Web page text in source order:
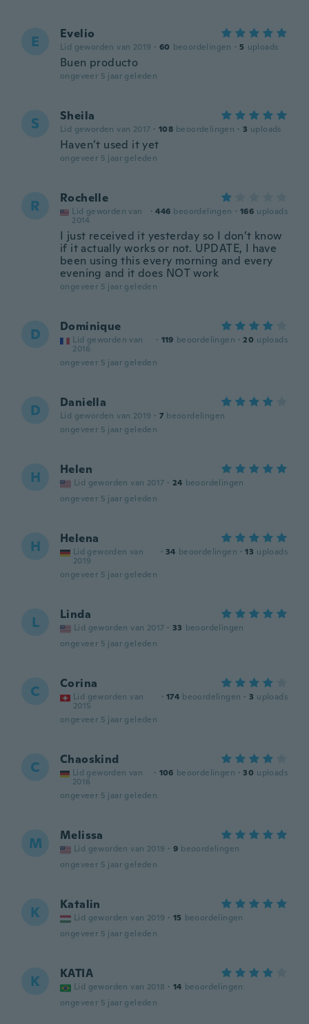
E Evelio
Lid geworden van 2019 · 60 beoordelingen · 5 uploads
Buen producto
ongeveer 5 jaar geleden
S Sheila
Lid geworden van 2017 · 108 beoordelingen · 3 uploads
Haven’t used it yet
ongeveer 5 jaar geleden
R Rochelle
Lid geworden van
2014
· 446 beoordelingen · 166 uploads
I just received it yesterday so I don’t know
if it actually works or not. UPDATE, I have
been using this every morning and every
evening and it does NOT work
ongeveer 5 jaar geleden
D Dominique
Lid geworden van
2016
· 119 beoordelingen · 20 uploads
ongeveer 5 jaar geleden
D Daniella
Lid geworden van 2019 · 7 beoordelingen
ongeveer 5 jaar geleden
H Helen
Lid geworden van 2017 · 24 beoordelingen
ongeveer 5 jaar geleden
H Helena
Lid geworden van
2019
· 34 beoordelingen · 13 uploads
ongeveer 5 jaar geleden
L Linda
Lid geworden van 2017 · 33 beoordelingen
ongeveer 5 jaar geleden
C Corina
Lid geworden van
2015
· 174 beoordelingen · 3 uploads
ongeveer 5 jaar geleden
C Chaoskind
Lid geworden van
2016
· 106 beoordelingen · 30 uploads
ongeveer 5 jaar geleden
M Melissa
Lid geworden van 2019 · 9 beoordelingen
ongeveer 5 jaar geleden
K Katalin
Lid geworden van 2019 · 15 beoordelingen
ongeveer 5 jaar geleden
K KATIA
Lid geworden van 2018 · 14 beoordelingen
ongeveer 5 jaar geleden